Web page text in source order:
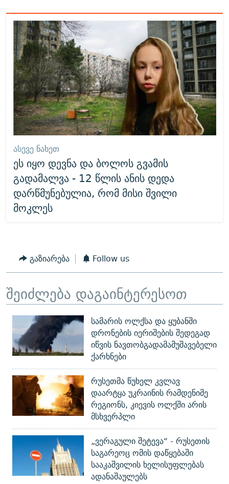
ᲐᲡᲔᲕᲔ ᲜᲐᲮᲔᲗ
ეს იყო დევნა და ბოლოს გვამის
გადამალვა - 12 წლის ანის დედა
დარწმუნებულია, რომ მისი შვილი
მოკლეს
გაზიარება Follow us
შეიძლება დაგაინტერესოთ
სამარის ოლქსა და ყუბანში
დრონების იერიშების შედეგად
იწვის ნავთობგადამამუშავებელი
ქარხნები
რუსეთმა წუხელ კვლავ
დაარტყა უკრაინის რამდენიმე
რეგიონს, კიევის ოლქში არის
მსხვერპლი
„ვერაგული შეტევა“ - რუსეთის
საგარეოც ომის დაწყებაში
სააკაშვილის ხელისუფლებას
ადანაშაულებს